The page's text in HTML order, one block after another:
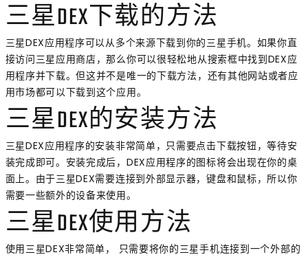
三星DEX下载的方法
三星DEX应用程序可以从多个来源下载到你的三星手机。如果你直
接访问三星应用商店，那么你可以很轻松地从搜索框中找到DEX应
用程序并下载。但这并不是唯一的下载方法，还有其他网站或者应
用市场都可以下载到这个应用。
三星DEX的安装方法
三星DEX应用程序的安装非常简单，只需要点击下载按钮，等待安
装完成即可。安装完成后，DEX应用程序的图标将会出现在你的桌
面上。由于三星DEX需要连接到外部显示器，键盘和鼠标，所以你
需要一些额外的设备来使用。
三星DEX使用方法
使用三星DEX非常简单， 只需要将你的三星手机连接到一个外部的